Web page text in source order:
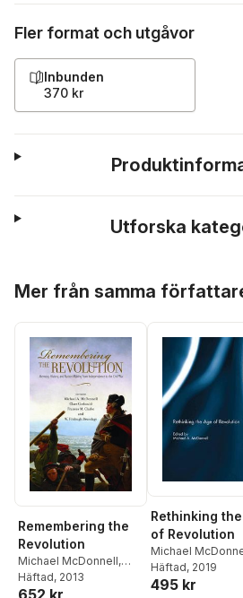
Fler format och utgåvor
Inbunden
370 kr
Utforska
Mer från samma
Remembering the
Revolution
Michael McDonnell,
Clare Corbould
Frances M. Clarke
Häftad, 2013
652 kr
Rethinking
of Revolution
Michael
Häftad, 2019
495 kr